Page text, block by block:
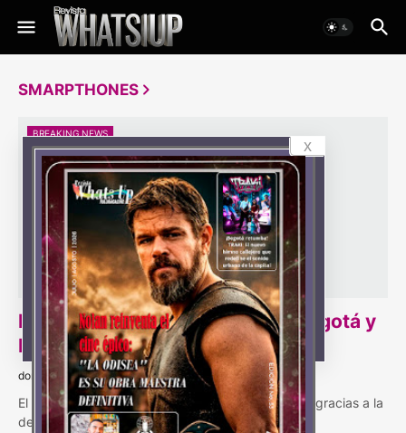
SMARPTHONES
BREAKING NEWS
La fotografía móvil se tomará Bogotá y
Medellín
domingo, noviembre 27, 2022
El ejercicio fotográfico es cada vez más cotidiano gracias a la
democratización del acceso a los…
x